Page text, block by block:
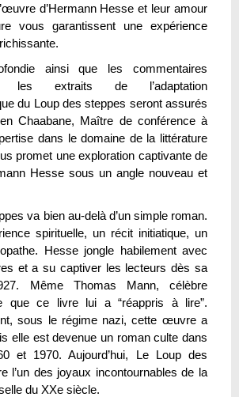
d’Hermann Hesse et leur amour
vous garantissent une expérience
ainsi que les commentaires
les extraits de l’adaptation
du Loup des steppes seront assurés
Chaabane, Maître de conférence à
dans le domaine de la littérature
promet une exploration captivante de
Hesse sous un angle nouveau et
va bien au-delà d’un simple roman.
spirituelle, un récit initiatique, un
Hesse jongle habilement avec
et a su captiver les lecteurs dès sa
Même Thomas Mann, célèbre
que ce livre lui a “réappris à lire”.
sous le régime nazi, cette œuvre a
elle est devenue un roman culte dans
et 1970. Aujourd’hui, Le Loup des
l’un des joyaux incontournables de la
du XXe siècle.